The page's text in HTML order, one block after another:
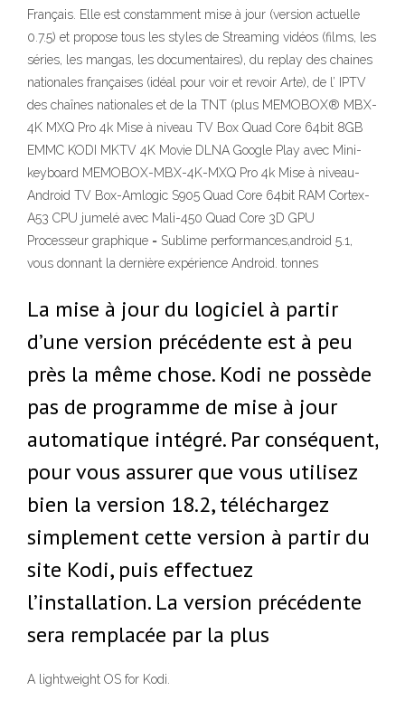
Français. Elle est constamment mise à jour (version actuelle
0.7.5) et propose tous les styles de Streaming vidéos (films, les
séries, les mangas, les documentaires), du replay des chaines
nationales françaises (idéal pour voir et revoir Arte), de l’ IPTV
des chaînes nationales et de la TNT (plus MEMOBOX® MBX-
4K MXQ Pro 4k Mise à niveau TV Box Quad Core 64bit 8GB
EMMC KODI MKTV 4K Movie DLNA Google Play avec Mini-
keyboard MEMOBOX-MBX-4K-MXQ Pro 4k Mise à niveau-
Android TV Box-Amlogic S905 Quad Core 64bit RAM Cortex-
A53 CPU jumelé avec Mali-450 Quad Core 3D GPU
Processeur graphique = Sublime performances,android 5.1,
vous donnant la dernière expérience Android. tonnes
La mise à jour du logiciel à partir
d’une version précédente est à peu
près la même chose. Kodi ne possède
pas de programme de mise à jour
automatique intégré. Par conséquent,
pour vous assurer que vous utilisez
bien la version 18.2, téléchargez
simplement cette version à partir du
site Kodi, puis effectuez
l’installation. La version précédente
sera remplacée par la plus
A lightweight OS for Kodi.